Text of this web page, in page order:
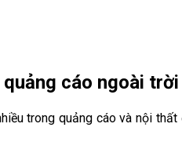
cáo ngoài
trong quảng cáo và nội